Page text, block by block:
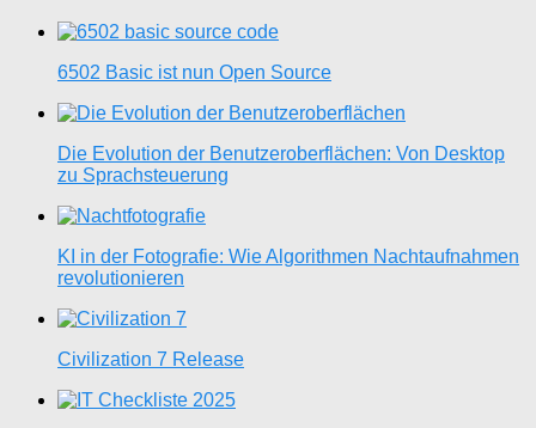
6502 Basic ist nun Open Source
Die Evolution der Benutzeroberflächen: Von Desktop
zu Sprachsteuerung
KI in der Fotografie: Wie Algorithmen Nachtaufnahmen
revolutionieren
Civilization 7 Release